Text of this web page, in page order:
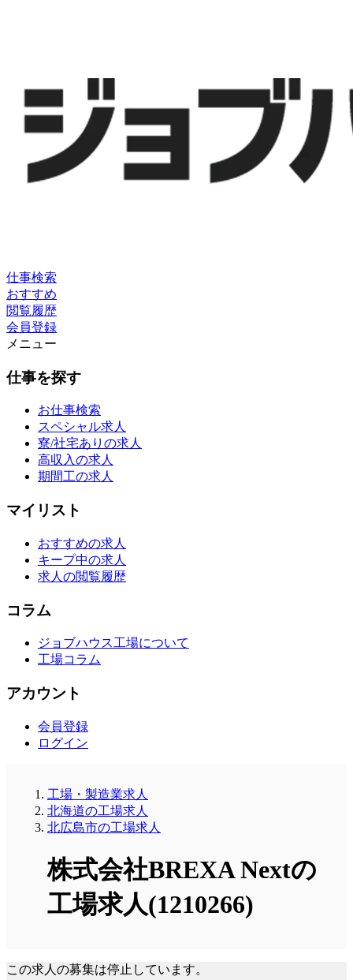
仕事検索
おすすめ
閲覧履歴
会員登録
メニュー
仕事を探す
お仕事検索
スペシャル求人
寮/社宅ありの求人
高収入の求人
期間工の求人
マイリスト
おすすめの求人
キープ中の求人
求人の閲覧履歴
コラム
ジョブハウス工場について
工場コラム
アカウント
会員登録
ログイン
工場・製造業求人
北海道の工場求人
北広島市の工場求人
株式会社BREXA Nextの
工場求人(1210266)
この求人の募集は停止しています。